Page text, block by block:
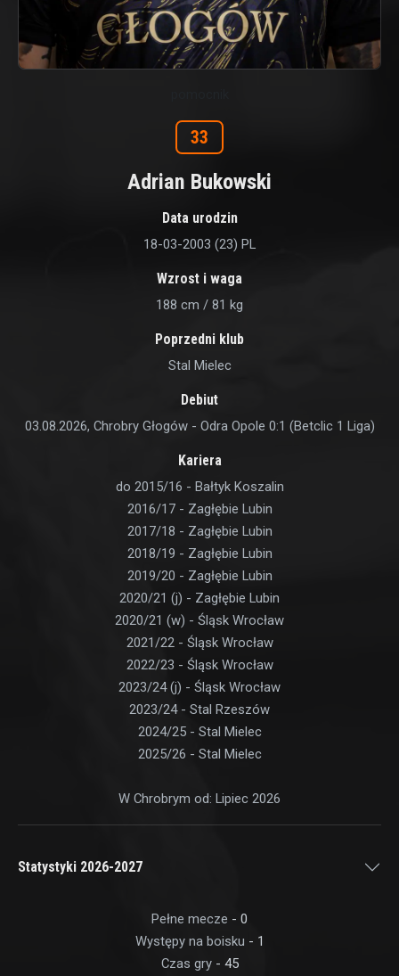
33
Adrian Bukowski
Data urodzin
18-03-2003 (23) PL
Wzrost i waga
188 cm / 81 kg
Poprzedni klub
Stal Mielec
Debiut
03.08.2026, Chrobry Głogów - Odra Opole 0:1 (Betclic 1 Liga)
Kariera
do 2015/16 - Bałtyk Koszalin
2016/17 - Zagłębie Lubin
2017/18 - Zagłębie Lubin
2018/19 - Zagłębie Lubin
2019/20 - Zagłębie Lubin
2020/21 (j) - Zagłębie Lubin
2020/21 (w) - Śląsk Wrocław
2021/22 - Śląsk Wrocław
2022/23 - Śląsk Wrocław
2023/24 (j) - Śląsk Wrocław
2023/24 - Stal Rzeszów
2024/25 - Stal Mielec
2025/26 - Stal Mielec
W Chrobrym od: Lipiec 2026
Statystyki 2026-2027
Pełne mecze - 0
Występy na boisku - 1
Czas gry- 45